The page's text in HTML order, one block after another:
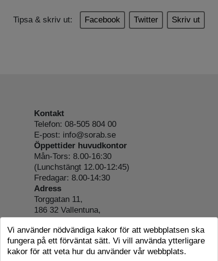
Tipsa & skriv ut: Facebook Twitter Skriv ut
Kontakt
Telefon: 08-505 804 00
E-post: info@sorab.se
Öppettider huvudkontor
Mån-Tors: 8.00-16:30
(Lunchstängt 12.00-12:45)
Fredagar: 8.00-14:30
Adress
Torggatan 11,
186 32 Vallentuna,
Org.nr: 556197-4022
Om webbplatsen
Tillgänglighetsredogörelse
Cookie-information
Vi använder nödvändiga kakor för att webbplatsen ska
fungera på ett förväntat sätt. Vi vill använda ytterligare
kakor för att veta hur du använder vår webbplats.